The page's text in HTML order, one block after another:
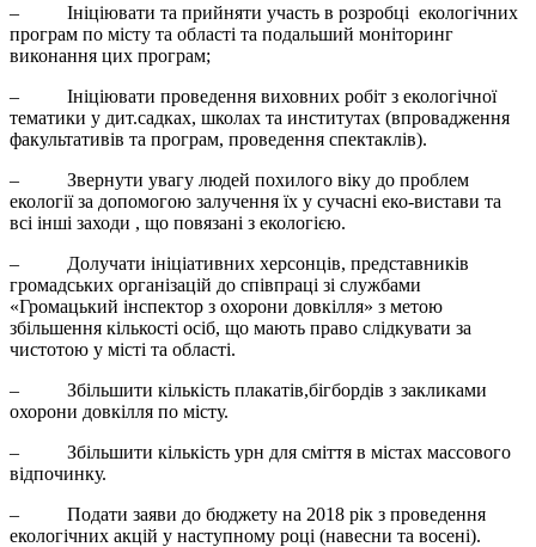
– Ініціювати та прийняти участь в розробці екологічних
програм по місту та області та подальший моніторинг
виконання цих програм;
– Ініціювати проведення виховних робіт з екологічної
тематики у дит.садках, школах та институтах (впровадження
факультативів та програм, проведення спектаклів).
– Звернути увагу людей похилого віку до проблем
екології за допомогою залучення їх у сучасні еко-вистави та
всі інші заходи , що повязані з екологією.
– Долучати ініціативних херсонців, представників
громадських організацій до співпраці зі службами
«Громацький інспектор з охорони довкілля» з метою
збільшення кількості осіб, що мають право слідкувати за
чистотою у місті та області.
– Збільшити кількість плакатів,бігбордів з закликами
охорони довкілля по місту.
– Збільшити кількість урн для сміття в містах массового
відпочинку.
– Подати заяви до бюджету на 2018 рік з проведення
екологічних акцій у наступному році (навесни та восені).